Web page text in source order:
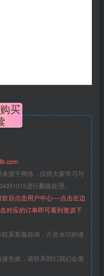
买
源于网络，仅供大家学习与
进行删除处理。
款后点击用户中心----点击左边
对应的订单即可看到资源下
系客服咨询，介意水印的请
失效，请联系我们我们会第